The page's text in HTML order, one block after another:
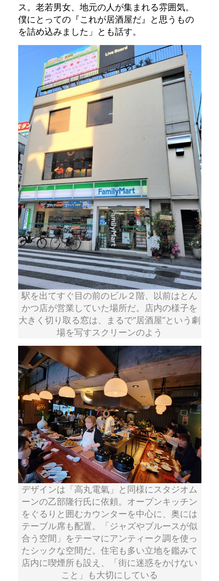
ス。老若男女、地元の人が集まれる雰囲気。
僕にとっての『これが居酒屋だ』と思うもの
を詰め込みました」とも話す。
駅を出てすぐ目の前のビル２階、以前はとん
かつ店が営業していた場所だ。店内の様子を
大きく切り取る窓は、まるで“居酒屋”という劇
場を写すスクリーンのよう
デザインは「高丸電氣」と同様にスタジオム
ーンの乙部隆行氏に依頼。オープンキッチン
をぐるりと囲むカウンターを中心に、奥には
テーブル席も配置。「ジャズやブルースが似
合う空間」をテーマにアンティーク調を使っ
たシックな空間だ。住宅も多い立地を鑑みて
店内に喫煙所も設え、「街に迷惑をかけない
こと」も大切にしている